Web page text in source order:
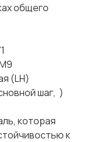
общего
(LH)
шаг, )
которая
к